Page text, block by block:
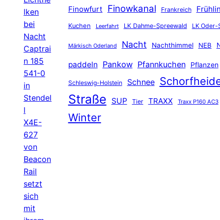
lken
bei
Nacht
Captrai
n 185
541-0
in
Stendel
l
X4E-
627
von
Beacon
Rail
setzt
sich
mit
Finowfurt Finowkanal Frankreich
Kuchen Leerfahrt LK Dahme-Spreewald LK Oder-
Märkisch Oderland Nacht Nachthimmel NEB
paddeln Pankow Pfannkuchen Pflanzen
Schleswig-Holstein Schnee
Straße SUP Tier TRAXX Traxx P160 AC3
Winter